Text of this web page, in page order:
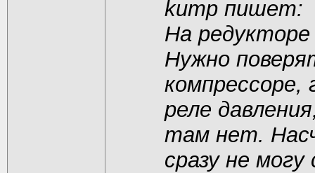
kump пишет:
На
Нужно
компрессоре,
реле
там нет.
сразу не